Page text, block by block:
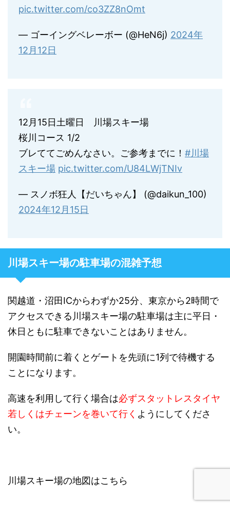
pic.twitter.com/co3ZZ8nOmt
— ゴーイングベレーボー (@HeN6j) 2024年
12月12日
12月15日土曜日 川場スキー場
桜川コース 1/2
ブレててごめんなさい。ご参考までに！ #川場
スキー場 pic.twitter.com/U84LWjTNIv
— スノボ狂人【だいちゃん】 (@daikun_100)
2024年12月15日
川場スキー場の駐車場の混雑予想
関越道・沼田ICからわずか25分、東京から2時間で
アクセスできる川場スキー場の駐車場は主に平日・
休日ともに駐車できないことはありません。
開園時間前に着くとゲートを先頭に1列で待機する
ことになります。
高速を利用して行く場合は必ずスタットレスタイヤ
若しくはチェーンを巻いて行く ようにしてくださ
い。
川場スキー場の地図はこちら